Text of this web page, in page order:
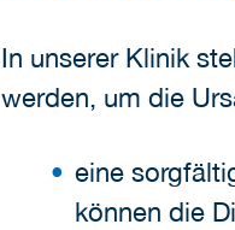
In unserer Klinik
werden, um die
eine
können die